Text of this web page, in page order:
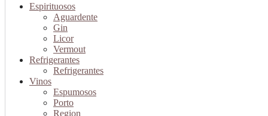
Espirituosos
Aguardente
Gin
Licor
Vermout
Refrigerantes
Refrigerantes
Vinos
Espumosos
Porto
Region